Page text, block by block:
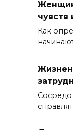
чувств
Как